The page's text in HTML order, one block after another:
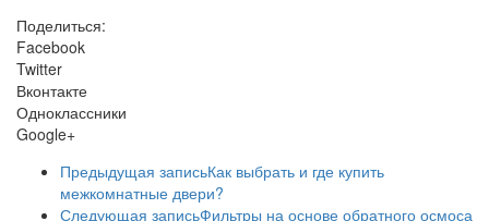
Поделиться:
Facebook
Twitter
Вконтакте
Одноклассники
Google+
Предыдущая записьКак выбрать и где купить
межкомнатные двери?
Следующая записьФильтры на основе обратного осмоса